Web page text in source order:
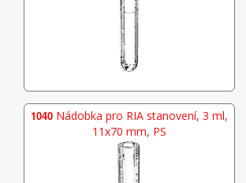
1040 Nádobka pro RIA stanovení, 3 ml,
11x70 mm, PS